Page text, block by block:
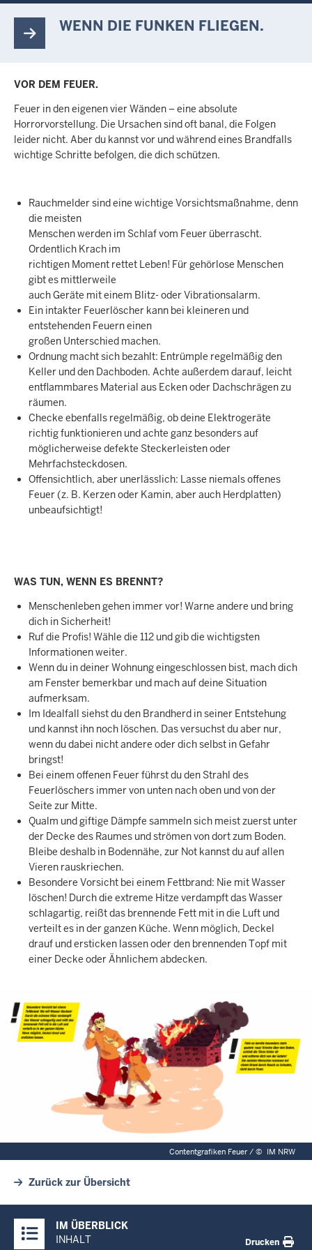
WENN DIE FUNKEN FLIEGEN.
VOR DEM FEUER.
Feuer in den eigenen vier Wänden – eine absolute
Horrorvorstellung. Die Ursachen sind oft banal, die Folgen
leider nicht. Aber du kannst vor und während eines Brandfalls
wichtige Schritte befolgen, die dich schützen.
Rauchmelder sind eine wichtige Vorsichtsmaßnahme, denn
die meisten
Menschen werden im Schlaf vom Feuer überrascht.
Ordentlich Krach im
richtigen Moment rettet Leben! Für gehörlose Menschen
gibt es mittlerweile
auch Geräte mit einem Blitz- oder Vibrationsalarm.
Ein intakter Feuerlöscher kann bei kleineren und
entstehenden Feuern einen
großen Unterschied machen.
Ordnung macht sich bezahlt: Entrümple regelmäßig den
Keller und den Dachboden. Achte außerdem darauf, leicht
entflammbares Material aus Ecken oder Dachschrägen zu
räumen.
Checke ebenfalls regelmäßig, ob deine Elektrogeräte
richtig funktionieren und achte ganz besonders auf
möglicherweise defekte Steckerleisten oder
Mehrfachsteckdosen.
Offensichtlich, aber unerlässlich: Lasse niemals offenes
Feuer (z. B. Kerzen oder Kamin, aber auch Herdplatten)
unbeaufsichtigt!
WAS TUN, WENN ES BRENNT?
Menschenleben gehen immer vor! Warne andere und bring
dich in Sicherheit!
Ruf die Profis! Wähle die 112 und gib die wichtigsten
Informationen weiter.
Wenn du in deiner Wohnung eingeschlossen bist, mach dich
am Fenster bemerkbar und mach auf deine Situation
aufmerksam.
Im Idealfall siehst du den Brandherd in seiner Entstehung
und kannst ihn noch löschen. Das versuchst du aber nur,
wenn du dabei nicht andere oder dich selbst in Gefahr
bringst!
Bei einem offenen Feuer führst du den Strahl des
Feuerlöschers immer von unten nach oben und von der
Seite zur Mitte.
Qualm und giftige Dämpfe sammeln sich meist zuerst unter
der Decke des Raumes und strömen von dort zum Boden.
Bleibe deshalb in Bodennähe, zur Not kannst du auf allen
Vieren rauskriechen.
Besondere Vorsicht bei einem Fettbrand: Nie mit Wasser
löschen! Durch die extreme Hitze verdampft das Wasser
schlagartig, reißt das brennende Fett mit in die Luft und
verteilt es in der ganzen Küche. Wenn möglich, Deckel
drauf und ersticken lassen oder den brennenden Topf mit
einer Decke oder Ähnlichem abdecken.
Contentgrafiken Feuer /© IM NRW
Zurück zur Übersicht
Inhalte
IM ÜBERBLICK
INHALT
Drucken